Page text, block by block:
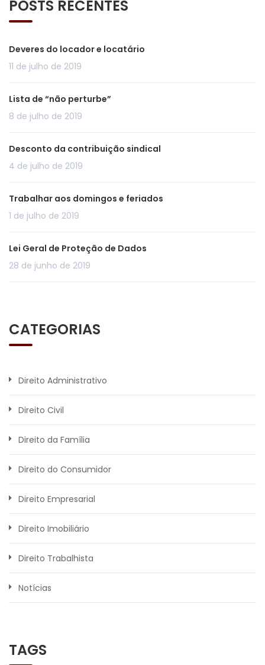
POSTS RECENTES
Deveres do locador e locatário
11 de julho de 2019
Lista de “não perturbe”
8 de julho de 2019
Desconto da contribuição sindical
4 de julho de 2019
Trabalhar aos domingos e feriados
1 de julho de 2019
Lei Geral de Proteção de Dados
28 de junho de 2019
CATEGORIAS
Direito Administrativo
Direito Civil
Direito da Família
Direito do Consumidor
Direito Empresarial
Direito Imobiliário
Direito Trabalhista
Notícias
TAGS